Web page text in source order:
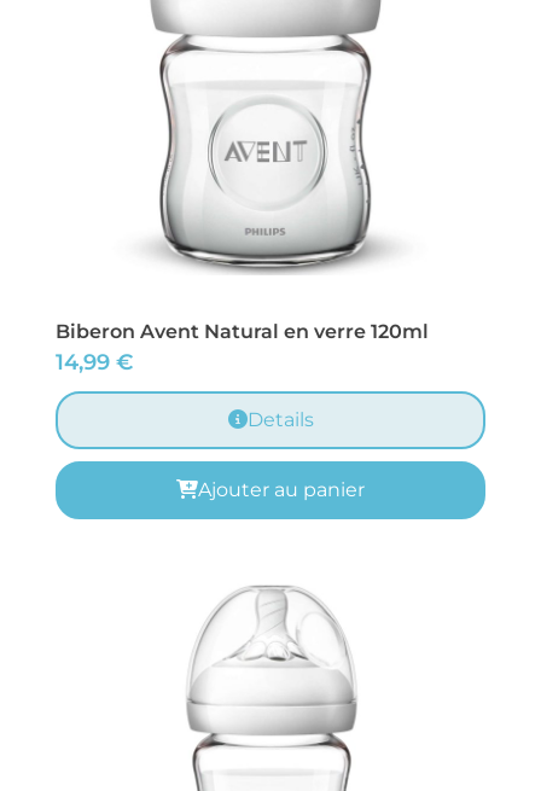
Biberon Avent Natural en verre 120ml
14,99 €
Details
Ajouter au panier